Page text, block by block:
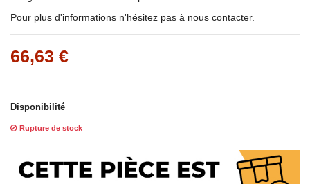
Pour plus d'informations n'hésitez pas à nous contacter.
66,63 €
Disponibilité
Rupture de stock